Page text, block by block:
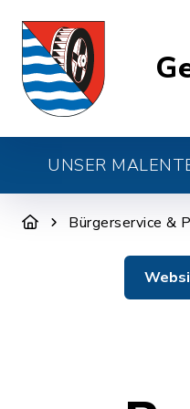
UNSER
Bürgerservice &